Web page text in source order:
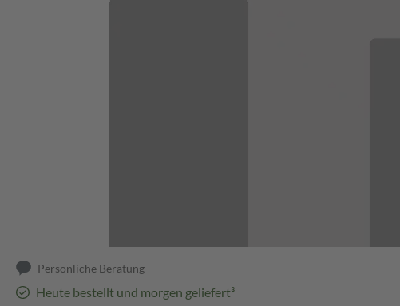
Persönliche Beratung
Heute bestellt und morgen geliefert³